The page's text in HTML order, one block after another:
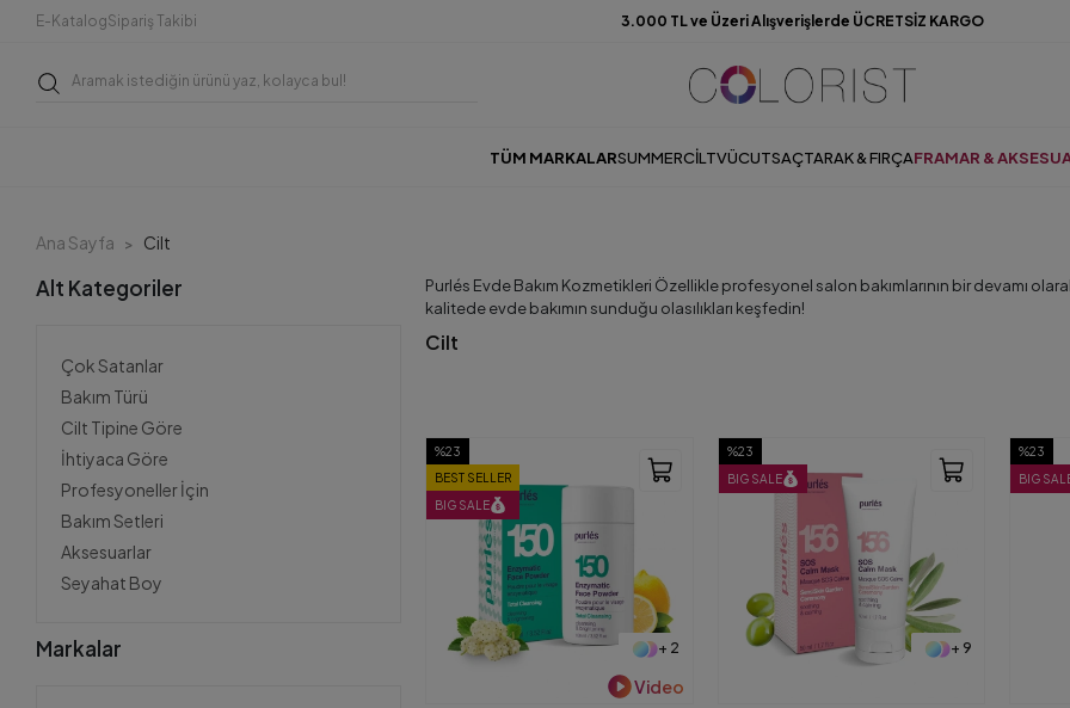
E-KatalogSipariş Takibi 3.000 TL ve Üzeri Alışverişlerde ÜCRETSİZ KARGO
TÜM MARKALARSUMMERCILTVÜCUTSAÇTARAK & FIRÇAFRAMAR &
Ana Sayfa Cilt
Alt Kategoriler
Çok Satanlar
Bakım Türü
Cilt Tipine Göre
İhtiyaca Göre
Profesyoneller İçin
Bakım Setleri
Aksesuarlar
Seyahat Boy
Markalar
Purlés Evde Bakım Kozmetikleri Özellikle profesyonel salon bakımlarının bir devamı
kalitede evde bakımın sunduğu olasılıkları keşfedin!
Cilt
%23
BEST SELLER
BIG SALE
+ 2
Video
%23
BIG SALE
+ 9
%23
BIG